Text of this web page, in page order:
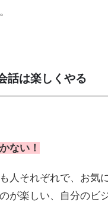
話は楽しくやる
ない！
人それぞれで、お気
が楽しい、自分のビ